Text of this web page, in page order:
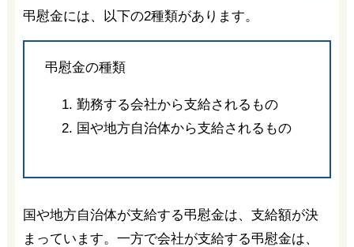
弔慰金には、以下の2種類があります。
弔慰金の種類
勤務する会社から支給されるもの
国や地方自治体から支給されるもの
国や地方自治体が支給する弔慰金は、支給額が決
まっています。一方で会社が支給する弔慰金は、